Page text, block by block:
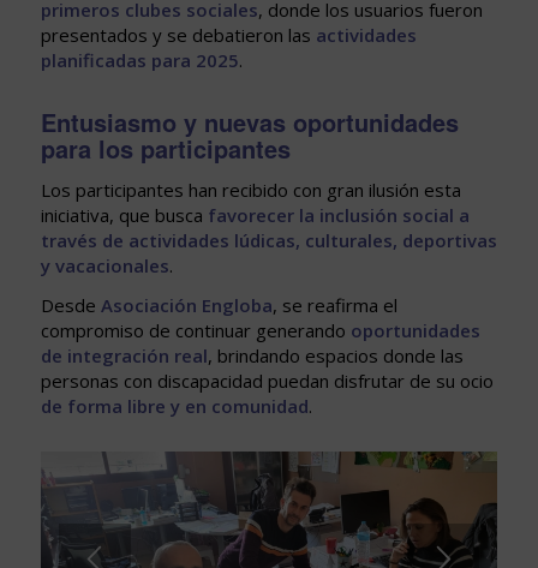
primeros clubes sociales, donde los usuarios fueron
presentados y se debatieron las actividades
planificadas para 2025.
Entusiasmo y nuevas oportunidades
para los participantes
Los participantes han recibido con gran ilusión esta
iniciativa, que busca favorecer la inclusión social a
través de actividades lúdicas, culturales, deportivas
y vacacionales.
Desde Asociación Engloba, se reafirma el
compromiso de continuar generando oportunidades
de integración real, brindando espacios donde las
personas con discapacidad puedan disfrutar de su ocio
de forma libre y en comunidad.